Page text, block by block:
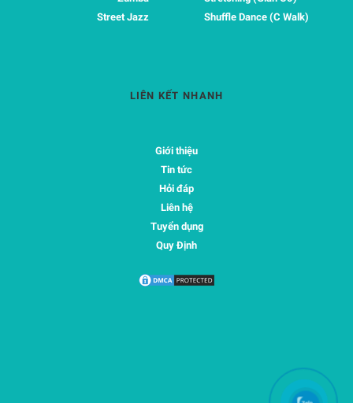
Street Jazz
Shuffle Dance (C Walk)
LIÊN KẾT NHANH
Giới thiệu
Tin tức
Hỏi đáp
Liên hệ
Tuyển dụng
Quy Định